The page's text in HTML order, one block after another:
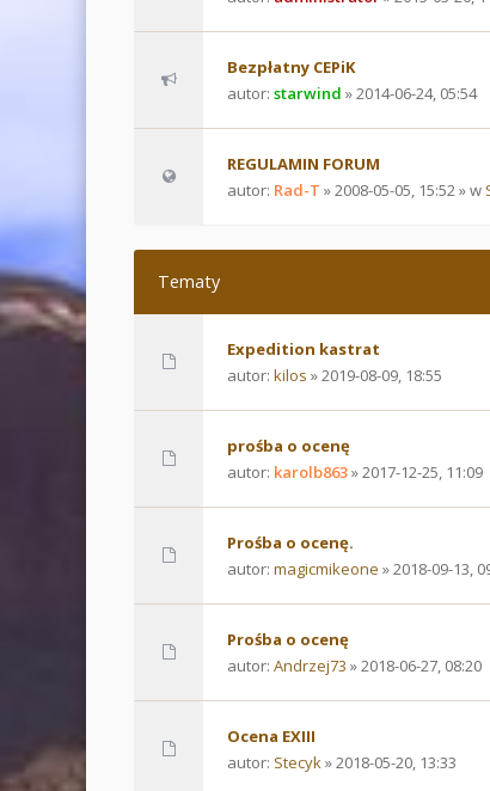
Bezpłatny CEPiK
autor: starwind » 2014-06-24, 05:54
REGULAMIN FORUM
autor: Rad-T » 2008-05-05, 15:52 » w
Tematy
Expedition kastrat
autor: kilos » 2019-08-09, 18:55
prośba o ocenę
autor: karolb863» 2017-12-25, 11:09
Prośba o ocenę.
autor: magicmikeone » 2018-09-13,
Prośba o ocenę
autor: Andrzej73 » 2018-06-27, 08:20
Ocena EXIII
autor: Stecyk» 2018-05-20, 13:33